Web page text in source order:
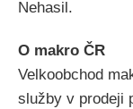
Nehasil.
O makro ČR
Velkoobchod
služby v prodeji